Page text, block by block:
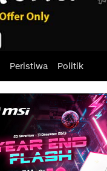
Peristiwa Politik